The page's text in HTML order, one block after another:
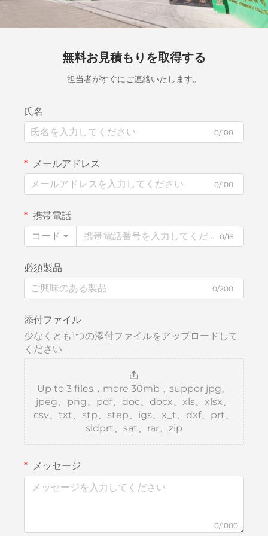
無料お見積もりを取得する
担当者がすぐにご連絡いたします。
氏名
0/100
メールアドレス
0/100
携帯電話
コード
0/16
必須製品
0/200
添付ファイル
少なくとも1つの添付ファイルをアップロードして
ください
Up to 3 files，more 30mb，suppor jpg、
jpeg、png、pdf、doc、docx、xls、xlsx、
csv、txt、stp、step、igs、x_t、dxf、prt、
sldprt、sat、rar、zip
メッセージ
0/1000